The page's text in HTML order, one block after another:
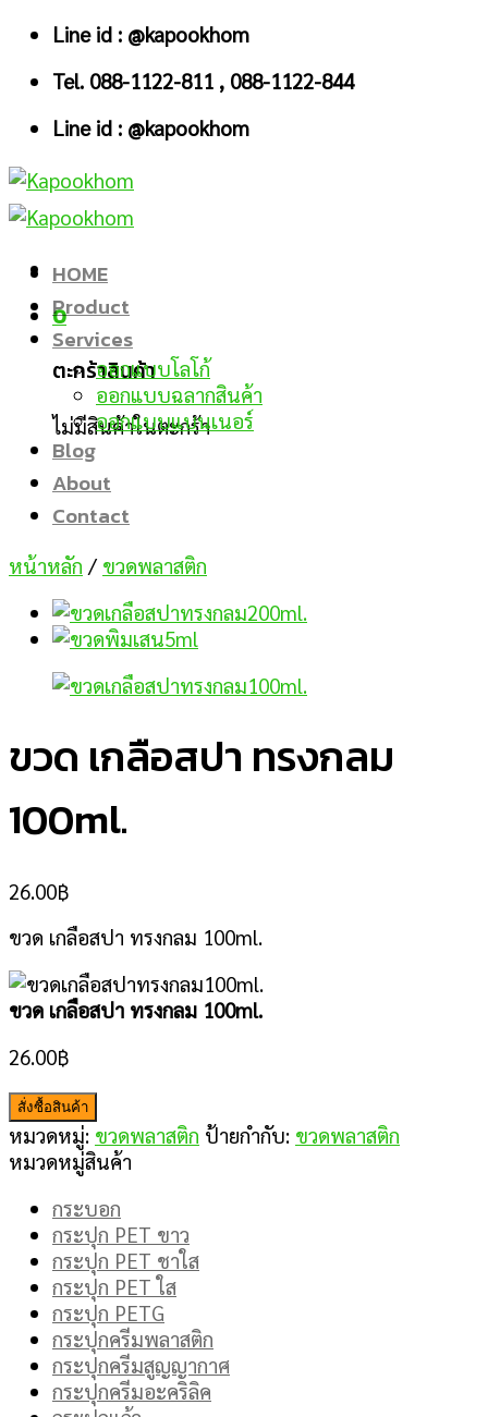
Skip
content
Line id : @kapookhom
Tel. 088-1122-811 , 088-1122-844
Line id : @kapookhom
0
ตะกร้าสินค้า
ไม่มีสินค้าในตะกร้า
HOME
Product
Services
ออกแบบโลโก้
ออกแบบฉลากสินค้า
ออกแบบแบนเนอร์
Blog
About
Contact
หน้าหลัก / ขวดพลาสติก
ขวด เกลือสปา ทรงกลม
100ml.
26.00฿
ขวด เกลือสปา ทรงกลม 100ml.
ขวด เกลือสปา ทรงกลม 100ml.
26.00฿
สั่งซื้อสินค้า
หมวดหมู่: ขวดพลาสติก ป้ายกำกับ: ขวดพลาสติก
หมวดหมู่สินค้า
กระบอก
กระปุก PET ขาว
กระปุก PET ชาใส
กระปุก PET ใส
กระปุก PETG
กระปุกครีมพลาสติก
กระปุกครีมสูญญากาศ
กระปุกครีมอะคริลิค